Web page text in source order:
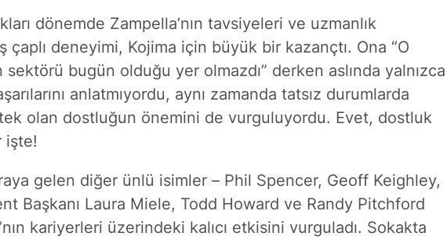
dönemde Zampella’nın tavsiyeleri ve uzmanlık
çaplı deneyimi, Kojima için büyük bir kazançtı. Ona “O
sektörü bugün olduğu yer olmazdı” derken aslında yalnızca
anlatmıyordu, aynı zamanda tatsız durumlarda
olan dostluğun önemini de vurguluyordu. Evet, dostluk
işte!
gelen diğer ünlü isimler – Phil Spencer, Geoff Keighley,
Başkanı Laura Miele, Todd Howard ve Randy Pitchford
kariyerleri üzerindeki kalıcı etkisini vurguladı. Sokakta